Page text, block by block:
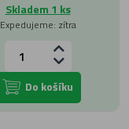
Skladem 1 ks
Expedujeme: zítra
Do košíku